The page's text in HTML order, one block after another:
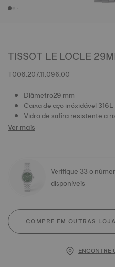
TISSOT LE LOCLE
T006.207.11.096.00
Diâmetro29 mm
Caixa de aço inóxidável 316L
Vidro de safira resistente a
Ver mais
Verifique 33 o
disponíveis
COMPRE EM OUTRAS
ENCONTRE